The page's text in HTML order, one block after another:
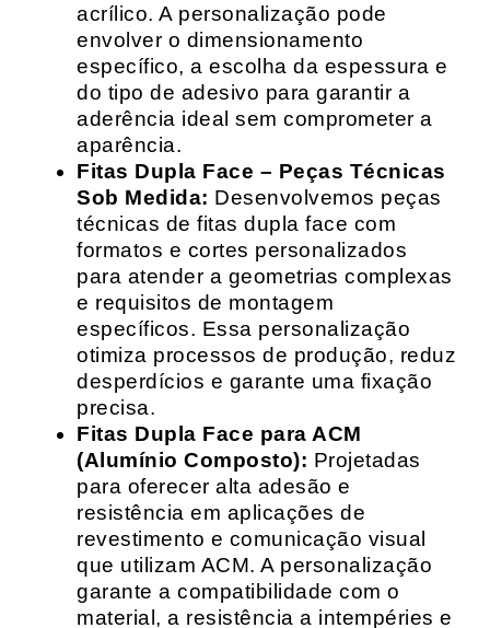
acrílico. A personalização pode
envolver o dimensionamento
específico, a escolha da espessura e
do tipo de adesivo para garantir a
aderência ideal sem comprometer a
aparência.
Fitas Dupla Face – Peças Técnicas
Sob Medida: Desenvolvemos peças
técnicas de fitas dupla face com
formatos e cortes personalizados
para atender a geometrias complexas
e requisitos de montagem
específicos. Essa personalização
otimiza processos de produção, reduz
desperdícios e garante uma fixação
precisa.
Fitas Dupla Face para ACM
(Alumínio Composto): Projetadas
para oferecer alta adesão e
resistência em aplicações de
revestimento e comunicação visual
que utilizam ACM. A personalização
garante a compatibilidade com o
material, a resistência a intempéries e